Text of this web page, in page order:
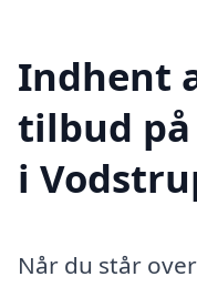
Indhent
tilbud
i
Når du står